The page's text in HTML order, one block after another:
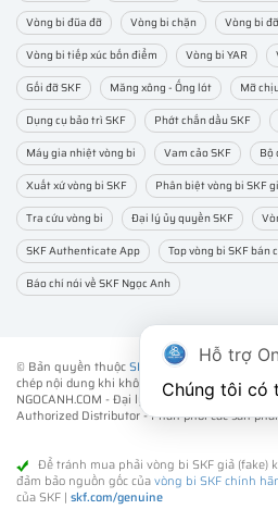
Vòng bi đũa đỡ
Vòng bi chặn
Vòng bi
Vòng bi tiếp xúc bốn điểm
Vòng bi YAR
Gối đỡ SKF
Măng xông - Ống lót
Mỡ
Dụng cụ bảo trì SKF
Phớt chắn dầu SKF
Máy gia nhiệt vòng bi
Vam cảo SKF
Bộ
Xuất xứ vòng bi SKF
Phân biệt vòng bi SKF
Tra cứu vòng bi
Đại lý ủy quyền SKF
SKF Authenticate App
Top vòng bi SKF bán
Báo chí nói về SKF Ngọc Anh
© Bản quyền thuộcSKF NGỌC ANH. ® All
chép nội dung khi không được sự đồng ý của
NGOCANH.COM - Đại lý ủy quyền vòng bi
Authorized Distributor- Phân phối các sản
Để tránh mua phải vòng bi SKF giả (fake)
đảm bảo nguồn gốc củavòng bi SKF chính
của SKF | skf.com/genuine
Hỗ trợ
Chúng tôi có